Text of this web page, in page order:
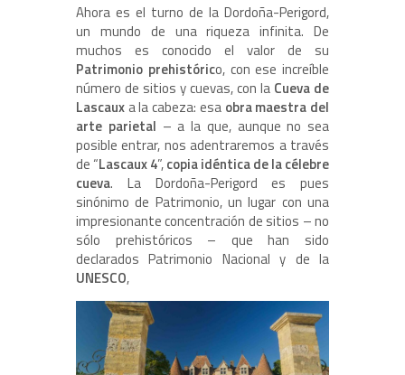
Ahora es el turno de la Dordoña-Perigord,
un mundo de una riqueza infinita. De
muchos es conocido el valor de su
Patrimonio prehistórico, con ese increíble
número de sitios y cuevas, con la Cueva de
Lascaux a la cabeza: esa obra maestra del
arte parietal – a la que, aunque no sea
posible entrar, nos adentraremos a través
de “Lascaux 4”,copia idéntica de la célebre
cueva. La Dordoña-Perigord es pues
sinónimo de Patrimonio, un lugar con una
impresionante concentración de sitios – no
sólo prehistóricos – que han sido
declarados Patrimonio Nacional y de la
UNESCO,